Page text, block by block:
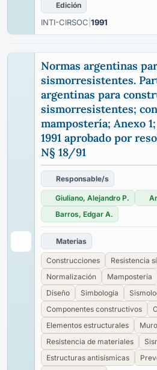
Edición
INTI-CIRSOC 1991
Normas argentinas
sismorresistentes.
argentinas para
sismorresistentes;
mampostería; Anexo
1991 aprobado por
N§ 18/91
Responsable/s
Giuliano, Alejandro P.
Barros, Edgar A.
Materias
Construcciones Resistencia
Normalización
Mampostería
Diseño
Simbología
Componentes constructivos
Elementos estructurales
Resistencia de materiales
Estructuras antisísmicas